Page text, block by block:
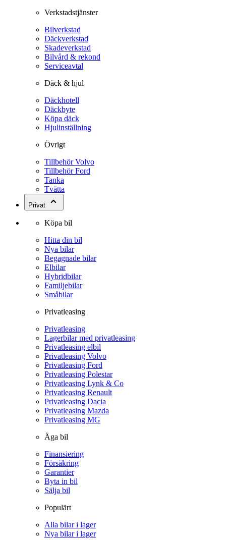
Verkstadstjänster
Bilverkstad
Däckverkstad
Skadeverkstad
Bilvård & rekond
Serviceavtal
Däck & hjul
Däckhotell
Däckbyte
Köpa däck
Hjulinställning
Övrigt
Tillbehör Volvo
Tillbehör Ford
Tanka
Tvätta
Privat
Köpa bil
Hitta din bil
Nya bilar
Begagnade bilar
Elbilar
Hybridbilar
Familjebilar
Småbilar
Privatleasing
Privatleasing
Lagerbilar med privatleasing
Privatleasing elbil
Privatleasing Volvo
Privatleasing Ford
Privatleasing Polestar
Privatleasing Lynk & Co
Privatleasing Renault
Privatleasing Dacia
Privatleasing Mazda
Privatleasing MG
Äga bil
Finansiering
Försäkring
Garantier
Byta in bil
Sälja bil
Populärt
Alla bilar i lager
Nya bilar i lager